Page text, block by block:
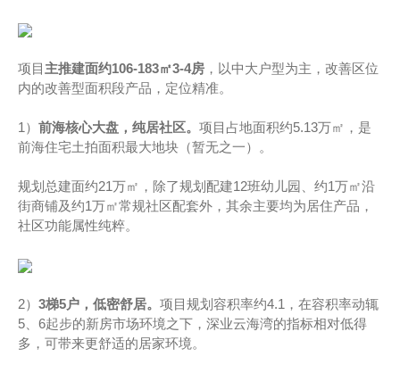
项目 主推建面约106-183㎡3-4房 ，以中大户型为主，改善区位
内的改善型面积段产品，定位精准。
1） 前海核心大盘，纯居社区。 项目占地面积约5.13万㎡，是
前海住宅土拍面积最大地块（暂无之一）。
规划总建面约21万㎡，除了规划配建12班幼儿园、约1万㎡沿
街商铺及约1万㎡常规社区配套外，其余主要均为居住产品，
社区功能属性纯粹。
2） 3梯5户， 低密舒居。 项目规划容积率约4.1，在容积率动辄
5、6起步的新房市场环境之下，深业云海湾的指标相对低得
多，可带来更舒适的居家环境。